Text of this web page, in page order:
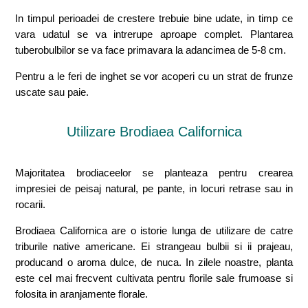
In timpul perioadei de crestere trebuie bine udate, in timp ce
vara udatul se va intrerupe aproape complet. Plantarea
tuberobulbilor se va face primavara la adancimea de 5-8 cm.
Pentru a le feri de inghet se vor acoperi cu un strat de frunze
uscate sau paie.
Utilizare Brodiaea Californica
Majoritatea brodiaceelor se planteaza pentru crearea
impresiei de peisaj natural, pe pante, in locuri retrase sau in
rocarii.
Brodiaea Californica are o istorie lunga de utilizare de catre
triburile native americane. Ei strangeau bulbii si ii prajeau,
producand o aroma dulce, de nuca. In zilele noastre, planta
este cel mai frecvent cultivata pentru florile sale frumoase si
folosita in aranjamente florale.